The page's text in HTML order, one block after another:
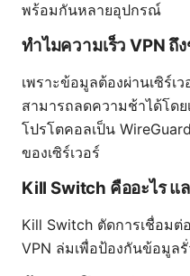
พร้อมกันหลายอุปกรณ์
ทำไมความเร็ว VPN ถึ
เพราะข้อมูลต้องผ่านเซิร์เ
สามารถลดความช้าได้โด
โปรโตคอลเป็น
ของเซิร์เวอร์
Kill Switch คืออะไร แ
Kill Switch ตัดการเชื่อมต่
VPN ล่มเพื่อป้องกันข้อมูล